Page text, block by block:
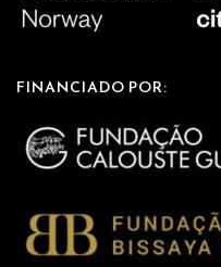
FINANCIADO POR: